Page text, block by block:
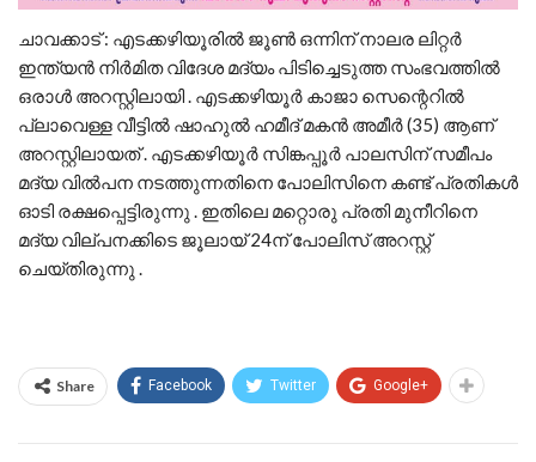
ചാവക്കാട് : എടക്കഴിയൂരില്‍ ജൂണ്‍ ഒന്നിന് നാലര ലിറ്റര്‍
ഇന്ത്യന്‍ നിര്‍മിത വിദേശ മദ്യം പിടിച്ചെടുത്ത സംഭവത്തില്‍
ഒരാള്‍ അറസ്റ്റിലായി . എടക്കഴിയൂര്‍ കാജാ സെന്റെറില്‍
പ്ലാവെള്ള വീട്ടില്‍ ഷാഹുല്‍ ഹമീദ് മകന്‍ അമീര്‍ (35) ആണ്
അറസ്റ്റിലായത് . എടക്കഴിയൂര്‍ സിങ്കപ്പൂര്‍ പാലസിന് സമീപം
മദ്യ വില്‍പന നടത്തുന്നതിനെ പോലിസിനെ കണ്ട് പ്രതികള്‍
ഓടി രക്ഷപ്പെട്ടിരുന്നു . ഇതിലെ മറ്റൊരു പ്രതി മുനീറിനെ
മദ്യ വില്പനക്കിടെ ജൂലായ്‌ 24ന് പോലിസ് അറസ്റ്റ്
ചെയ്തിരുന്നു .
Share Facebook Twitter Google+